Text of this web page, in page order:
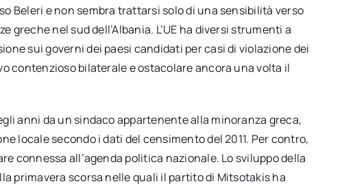
Beleri e non sembra trattarsi solo di una sensibilità verso
nel sud dell’Albania. L’UE ha diversi strumenti a
sui governi dei paesi candidati per casi di violazione dei
contenzioso bilaterale e ostacolare ancora una volta il
anni da un sindaco appartenente alla minoranza greca,
locale secondo i dati del censimento del 2011. Per contro,
connessa all’agenda politica nazionale. Lo sviluppo della
primavera scorsa nelle quali il partito di Mitsotakis ha